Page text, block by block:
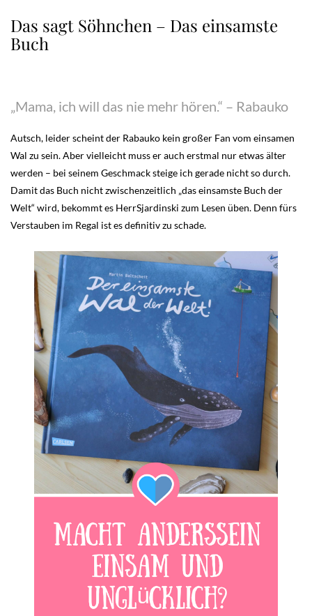
Das sagt Söhnchen – Das einsamste
Buch
„Mama, ich will das nie mehr hören.“ – Rabauko
Autsch, leider scheint der Rabauko kein großer Fan vom einsamen
Wal zu sein. Aber vielleicht muss er auch erstmal nur etwas älter
werden – bei seinem Geschmack steige ich gerade nicht so durch.
Damit das Buch nicht zwischenzeitlich „das einsamste Buch der
Welt“ wird, bekommt es HerrSjardinski zum Lesen üben. Denn fürs
Verstauben im Regal ist es definitiv zu schade.